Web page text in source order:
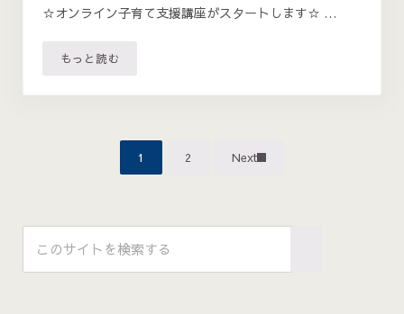
☆オンライン子育て支援講座がスタートします☆ …
もっと読む☆オンライン子育て支援講座がスタートします☆
ページ
1 ページ
2 Next
Sidebar